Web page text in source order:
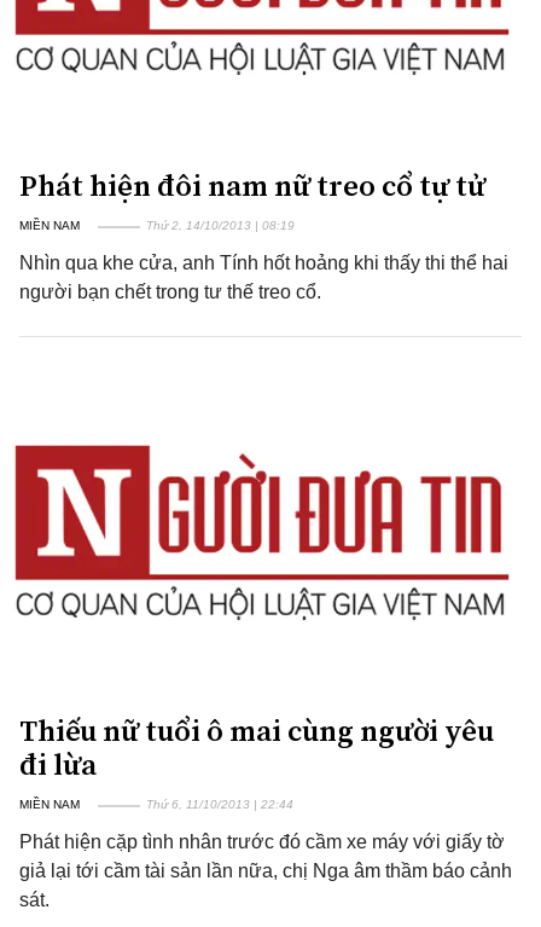
Phát hiện đôi nam nữ treo cổ tự tử
MIỀN NAM Thứ 2, 14/10/2013 | 08:19
Nhìn qua khe cửa, anh Tính hốt hoảng khi thấy thi thể hai
người bạn chết trong tư thế treo cổ.
Thiếu nữ tuổi ô mai cùng người yêu
đi lừa
MIỀN NAM Thứ 6, 11/10/2013 | 22:44
Phát hiện cặp tình nhân trước đó cầm xe máy với giấy tờ
giả lại tới cầm tài sản lần nữa, chị Nga âm thầm báo cảnh
sát.